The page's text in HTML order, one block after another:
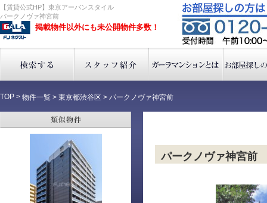
【賃貸公式HP】東京アーバンスタイル
パークノヴァ神宮前
掲載物件以外にも未公開物件多数！
TOP > 物件一覧 > 東京都渋谷区 > パークノヴァ神宮前
パークノヴァ神宮前